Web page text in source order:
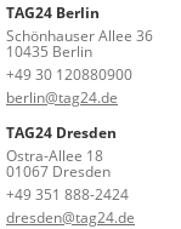
TAG24 Berlin
Schönhauser Allee 36
10435 Berlin
+49 30 120880900
berlin@tag24.de
TAG24 Dresden
Ostra-Allee 18
01067 Dresden
+49 351 888-2424
dresden@tag24.de